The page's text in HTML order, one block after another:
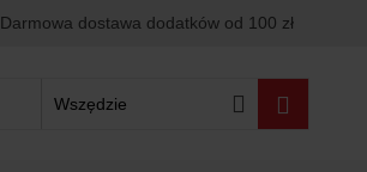
Darmowa dostawa dodatków od 100 zł
Wszędzie